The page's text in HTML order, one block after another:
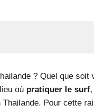
? Quel que soit
où pratiquer le surf
Pour cette